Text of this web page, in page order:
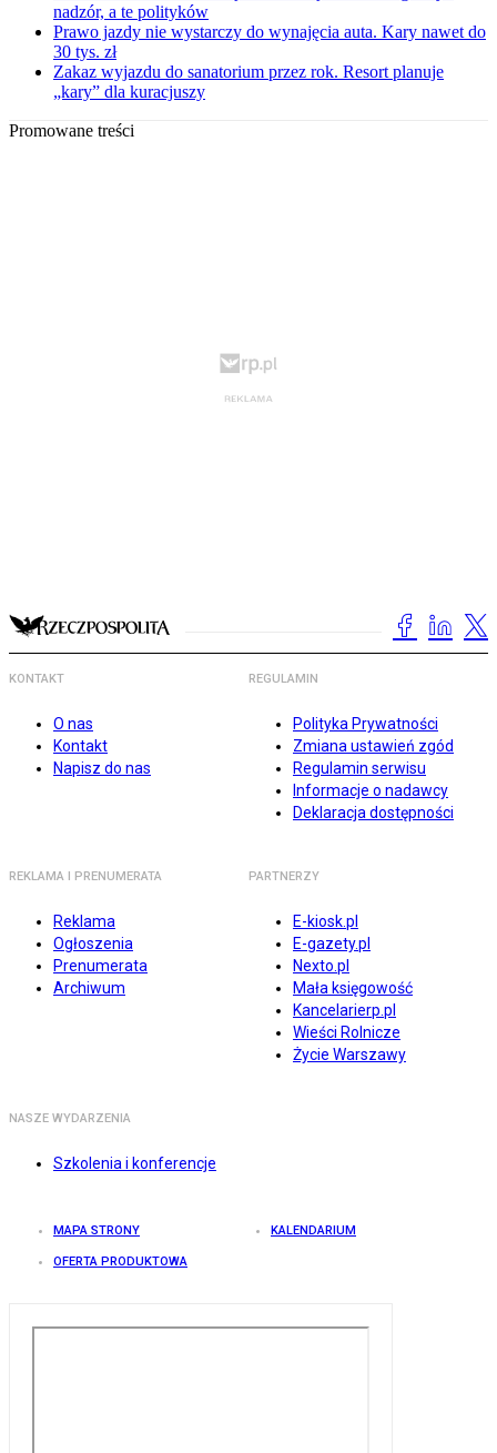
nadzór, a te polityków
Prawo jazdy nie wystarczy do wynajęcia auta. Kary nawet do
30 tys. zł
Zakaz wyjazdu do sanatorium przez rok. Resort planuje
„kary” dla kuracjuszy
Promowane treści
KONTAKT
O nas
Kontakt
Napisz do nas
REGULAMIN
Polityka Prywatności
Zmiana ustawień zgód
Regulamin serwisu
Informacje o nadawcy
Deklaracja dostępności
REKLAMA I PRENUMERATA
Reklama
Ogłoszenia
Prenumerata
Archiwum
PARTNERZY
E-kiosk.pl
E-gazety.pl
Nexto.pl
Mała księgowość
Kancelarierp.pl
Wieści Rolnicze
Życie Warszawy
NASZE WYDARZENIA
Szkolenia i konferencje
MAPA STRONY KALENDARIUM
OFERTA PRODUKTOWA